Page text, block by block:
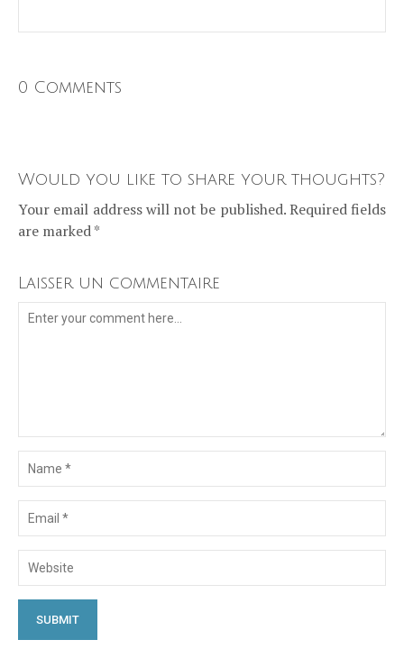
0 Comments
Would you like to share your thoughts?
Your email address will not be published. Required fields
are marked *
Laisser un commentaire